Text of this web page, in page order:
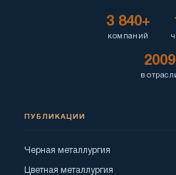
3 840+
компаний
2009
в
ПУБЛИКАЦИИ
Черная металлургия
Цветная металлургия